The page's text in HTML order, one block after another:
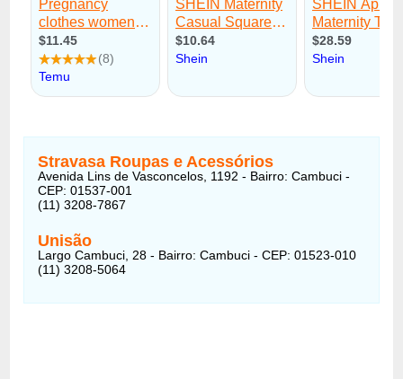
Stravasa Roupas e Acessórios
Avenida Lins de Vasconcelos, 1192 - Bairro: Cambuci -
CEP: 01537-001
(11) 3208-7867
Unisão
Largo Cambuci, 28 - Bairro: Cambuci - CEP: 01523-010
(11) 3208-5064